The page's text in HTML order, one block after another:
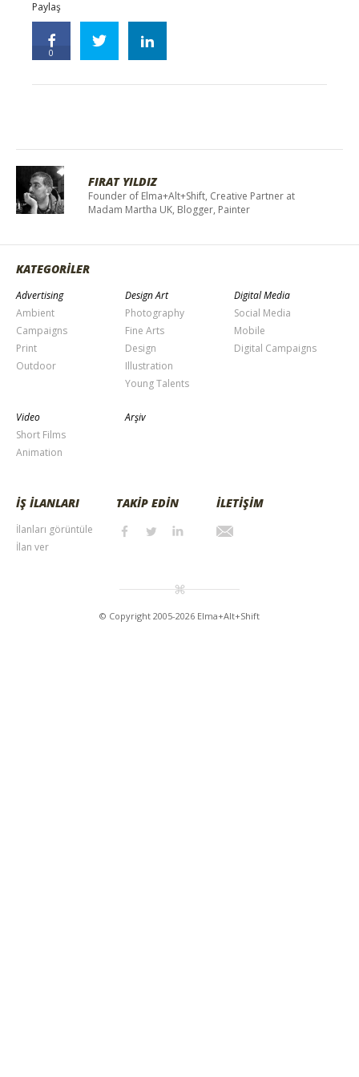
Paylaş
0
FIRAT YILDIZ
Founder of Elma+Alt+Shift, Creative Partner at
Madam Martha UK, Blogger, Painter
KATEGORİLER
Advertising
Ambient
Campaigns
Print
Outdoor
Design Art
Photography
Fine Arts
Design
Illustration
Young Talents
Digital Media
Social Media
Mobile
Digital Campaigns
Video
Short Films
Animation
Arşiv
İŞ İLANLARI
İlanları görüntüle
İlan ver
TAKİP EDİN İLETİŞİM
© Copyright 2005-2026 Elma+Alt+Shift